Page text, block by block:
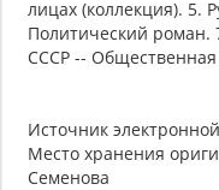
лицах (коллекция). 5.
Политический роман.
СССР --
Источник
Место хранения
Семенова